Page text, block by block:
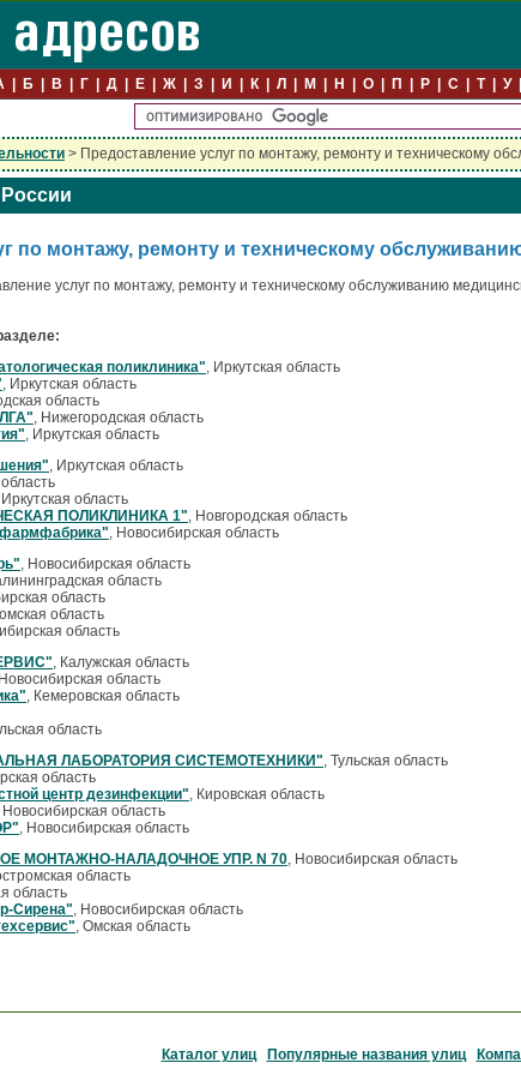
Б В Г Д Е Ж З И К Л М Н О П Р С Т У
> Предоставление услуг по монтажу, ремонту и техническому
по монтажу, ремонту и техническому
услуг по монтажу, ремонту и техническому обслуживанию
поликлиника" , Иркутская область
, Иркутская область
область
, Нижегородская область
, Иркутская область
, Иркутская область
область
, Иркутская область
ПОЛИКЛИНИКА 1" , Новгородская область
, Новосибирская область
, Новосибирская область
область
область
область
область
, Калужская область
, Новосибирская область
, Кемеровская область
область
ЛАБОРАТОРИЯ СИСТЕМОТЕХНИКИ" , Тульская область
область
центр дезинфекции" , Кировская область
, Новосибирская область
, Новосибирская область
МОНТАЖНО-НАЛАДОЧНОЕ УПР. N 70 , Новосибирская область
область
область
Сирена" , Новосибирская область
, Омская область
Каталог улиц Популярные названия улиц